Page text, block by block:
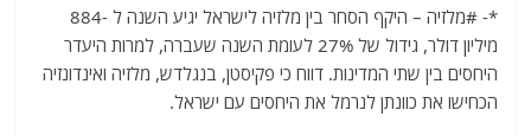
*- #מלזיה – היקף הסחר בין מלזיה לישראל יגיע השנה ל -884
מיליון דולר, גידול של 27% לעומת השנה שעברה, למרות היעדר
היחסים בין שתי המדינות. דווח כי פקיסטן, בנגלדש, מלזיה ואינדונזיה
הכחישו את כוונתן לנרמל את היחסים עם ישראל.